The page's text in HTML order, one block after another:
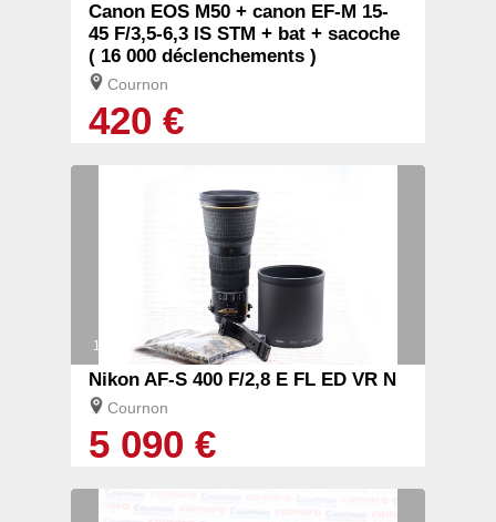
Canon EOS M50 + canon EF-M 15-
45 F/3,5-6,3 IS STM + bat + sacoche
( 16 000 déclenchements )
Cournon
420 €
1/3
Nikon AF-S 400 F/2,8 E FL ED VR N
Cournon
5 090 €